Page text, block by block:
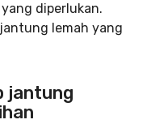
diperlukan.
lemah yang
jantung